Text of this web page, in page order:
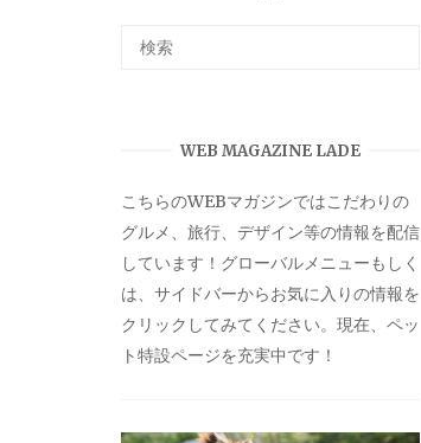
WEB MAGAZINE LADE
こちらのWEBマガジンではこだわりの
グルメ、旅行、デザイン等の情報を配信
しています！グローバルメニューもしく
は、サイドバーからお気に入りの情報を
クリックしてみてください。現在、ペッ
ト特設ページを充実中です！